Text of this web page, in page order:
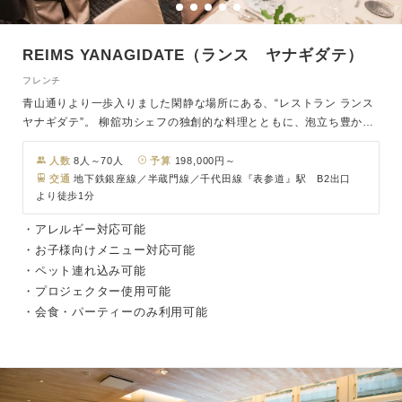
REIMS YANAGIDATE（ランス ヤナギダテ）
フレンチ
青山通りより一歩入りました閑静な場所にある、“レストラン ランス
ヤナギダテ”。 柳舘功シェフの独創的な料理とともに、泡立ち豊かな
シャンパーニュを味わいながら、自然光が差し込む明るい会場で優雅
なひとときをお過ごしくださいませ。 美食家に長年愛され続ける創
作フレンチを、ゲストとゆったり愉しむ“大人の”シンプルウェディン
グ。
人数 8人～70人 予算 198,000円～
交通 地下鉄銀座線／半蔵門線／千代田線『表参道』駅 B2出口
より徒歩1分
・アレルギー対応可能
・お子様向けメニュー対応可能
・ペット連れ込み可能
・プロジェクター使用可能
・会食・パーティーのみ利用可能